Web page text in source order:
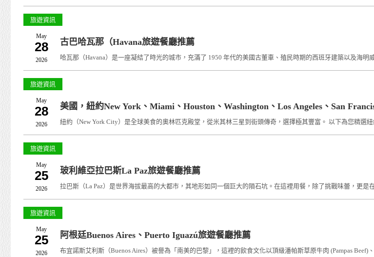
旅遊資訊
May
28
2026
古巴哈瓦那（Havana旅遊餐廳推薦
哈瓦那（Havana）是一座凝結了時光的城市，充滿了 1950 年代的美國古董車、殖民時期的西班牙建築以及海明
旅遊資訊
May
28
2026
美國，紐約New York、Miami、Houston、Washington、Los Angeles、San
紐約（New York City）是全球美食的奧林匹克殿堂，從米其林三星到街頭傳奇，選擇極其豐富。 以下為您精選紐
旅遊資訊
May
25
2026
玻利維亞拉巴斯La Paz旅遊餐廳推薦
拉巴斯（La Paz）是世界海拔最高的大都市，其地形如同一個巨大的隕石坑。在這裡用餐，除了挑戰味蕾，更是
旅遊資訊
May
25
2026
阿根廷Buenos Aires、Puerto Iguazú旅遊餐廳推薦
布宜諾斯艾利斯（Buenos Aires）被譽為「南美的巴黎」，這裡的飲食文化以頂級潘帕斯草原牛肉 (Pampas